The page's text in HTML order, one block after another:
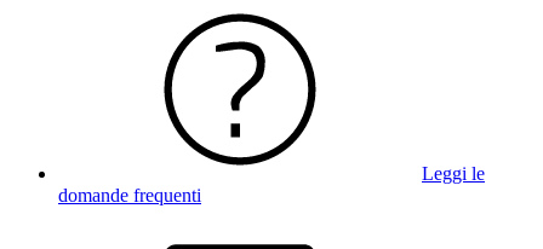
Leggi le
domande frequenti